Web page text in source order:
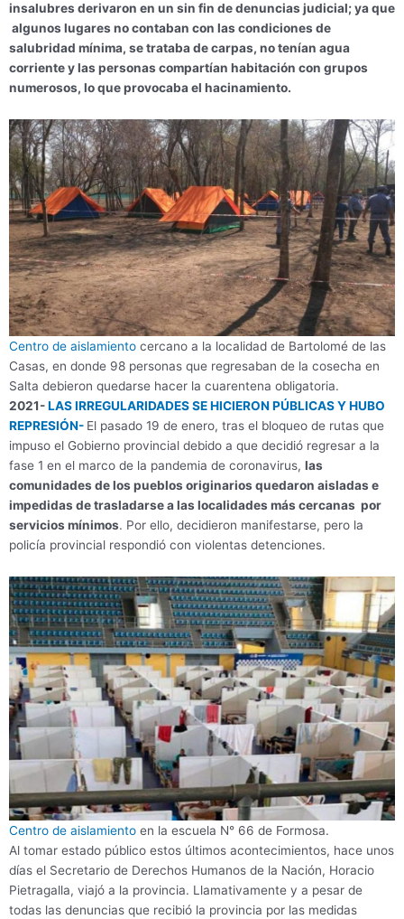
insalubres derivaron en un sin fin de denuncias judicial; ya que
algunos lugares no contaban con las condiciones de
salubridad mínima, se trataba de carpas, no tenían agua
corriente y las personas compartían habitación con grupos
numerosos, lo que provocaba el hacinamiento.
Centro de aislamiento cercano a la localidad de Bartolomé de las
Casas, en donde 98 personas que regresaban de la cosecha en
Salta debieron quedarse hacer la cuarentena obligatoria.
2021-LAS IRREGULARIDADES SE HICIERON PÚBLICAS Y HUBO
REPRESIÓN- El pasado 19 de enero, tras el bloqueo de rutas que
impuso el Gobierno provincial debido a que decidió regresar a la
fase 1 en el marco de la pandemia de coronavirus, las
comunidades de los pueblos originarios quedaron aisladas e
impedidas de trasladarse a las localidades más cercanas por
servicios mínimos. Por ello, decidieron manifestarse, pero la
policía provincial respondió con violentas detenciones.
Centro de aislamiento en la escuela N° 66 de Formosa.
Al tomar estado público estos últimos acontecimientos, hace unos
días el Secretario de Derechos Humanos de la Nación, Horacio
Pietragalla, viajó a la provincia. Llamativamente y a pesar de
todas las denuncias que recibió la provincia por las medidas